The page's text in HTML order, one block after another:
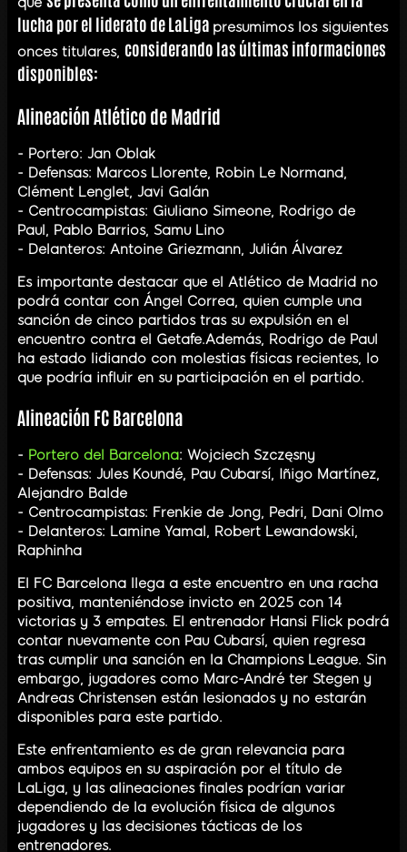
lucha por el liderato de LaLiga presumimos los siguientes
onces titulares, considerando las últimas informaciones
disponibles:
Alineación Atlético de Madrid
- Portero: Jan Oblak
- Defensas: Marcos Llorente, Robin Le Normand,
Clément Lenglet, Javi Galán
- Centrocampistas: Giuliano Simeone, Rodrigo de
Paul, Pablo Barrios, Samu Lino
- Delanteros: Antoine Griezmann, Julián Álvarez
Es importante destacar que el Atlético de Madrid no
podrá contar con Ángel Correa, quien cumple una
sanción de cinco partidos tras su expulsión en el
encuentro contra el Getafe.Además, Rodrigo de Paul
ha estado lidiando con molestias físicas recientes, lo
que podría influir en su participación en el partido.
Alineación FC Barcelona
- Portero del Barcelona: Wojciech Szczęsny
- Defensas: Jules Koundé, Pau Cubarsí, Iñigo Martínez,
Alejandro Balde
- Centrocampistas: Frenkie de Jong, Pedri, Dani Olmo
- Delanteros: Lamine Yamal, Robert Lewandowski,
Raphinha
El FC Barcelona llega a este encuentro en una racha
positiva, manteniéndose invicto en 2025 con 14
victorias y 3 empates. El entrenador Hansi Flick podrá
contar nuevamente con Pau Cubarsí, quien regresa
tras cumplir una sanción en la Champions League. Sin
embargo, jugadores como Marc-André ter Stegen y
Andreas Christensen están lesionados y no estarán
disponibles para este partido.
Este enfrentamiento es de gran relevancia para
ambos equipos en su aspiración por el título de
LaLiga, y las alineaciones finales podrían variar
dependiendo de la evolución física de algunos
jugadores y las decisiones tácticas de los
entrenadores.